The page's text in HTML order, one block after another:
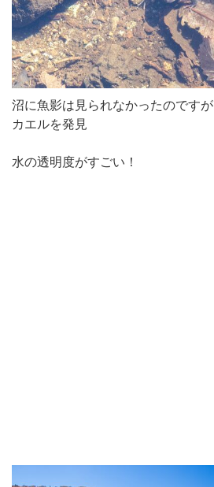
沼に魚影は見られなかったのですが
カエルを発見
水の透明度がすごい！